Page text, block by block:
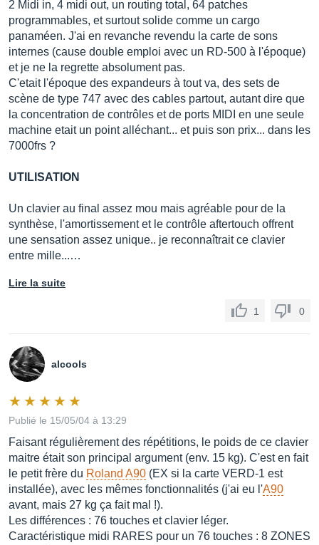
2 Midi in, 4 midi out, un routing total, 64 patches
programmables, et surtout solide comme un cargo
panaméen. J'ai en revanche revendu la carte de sons
internes (cause double emploi avec un RD-500 à l'époque)
et je ne la regrette absolument pas.
C'etait l'époque des expandeurs à tout va, des sets de
scène de type 747 avec des cables partout, autant dire que
la concentration de contrôles et de ports MIDI en une seule
machine etait un point alléchant... et puis son prix... dans les
7000frs ?
UTILISATION
Un clavier au final assez mou mais agréable pour de la
synthèse, l'amortissement et le contrôle aftertouch offrent
une sensation assez unique.. je reconnaîtrait ce clavier
entre mille...…
Lire la suite
1 0
alcools
Publié le 15/05/04 à 13:29
Faisant régulièrement des répétitions, le poids de ce clavier
maitre était son principal argument (env. 15 kg). C'est en fait
le petit frère du Roland A90 (EX si la carte VERD-1 est
installée), avec les mêmes fonctionnalités (j'ai eu l'A90
avant, mais 27 kg ça fait mal !).
Les différences : 76 touches et clavier léger.
Caractéristique midi RARES pour un 76 touches : 8 ZONES